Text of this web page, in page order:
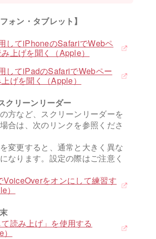
ォン・タブレット】
してiPhoneのSafariでWebペ
上げを聞く（Apple）
してiPadのSafariでWebペー
げを聞く（Apple）
クリーンリーダー
方など、スクリーンリーダーを
合は、次のリンクを参照くださ
変更すると、通常と大きく異な
なります。設定の際はご注意く
VoiceOverをオンにして練習す
）
て読み上げ」を使用する